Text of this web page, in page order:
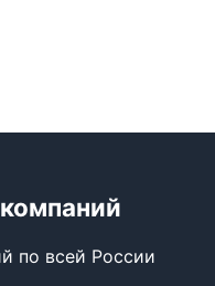
по всей России